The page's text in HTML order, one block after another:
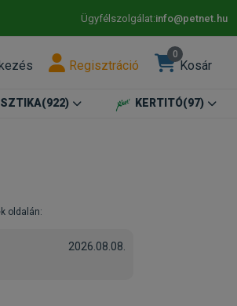
Ügyfélszolgálat:info@petnet.hu
Regisztráció
0
Kosár
(922) KERTITÓ(97)
oldalán:
2026.08.08.